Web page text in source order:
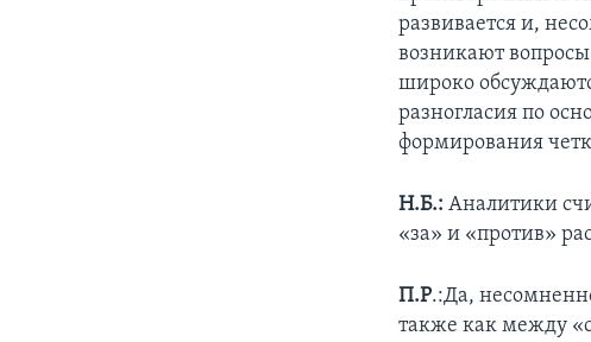
развивается и,
возникают
широко
разногласия по
формирования
Н.Б.: Аналитики
«за» и «против»
П.Р.:Да,
также как между